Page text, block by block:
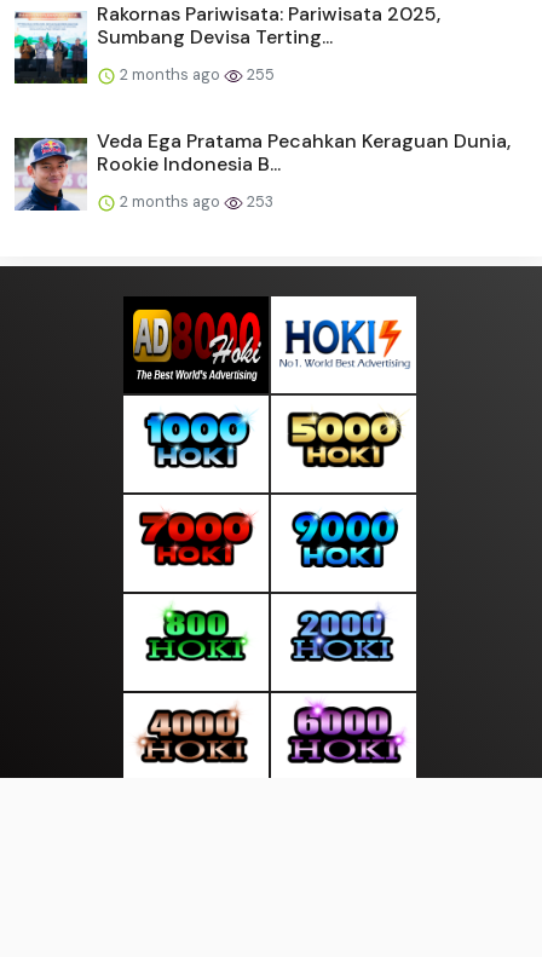
Rakornas Pariwisata: Pariwisata 2025,
Sumbang Devisa Terting...
2 months ago 255
Veda Ega Pratama Pecahkan Keraguan Dunia,
Rookie Indonesia B...
2 months ago 253